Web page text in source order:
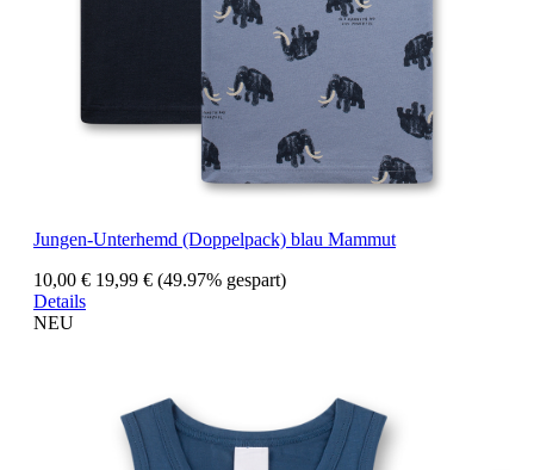
Jungen-Unterhemd (Doppelpack) blau Mammut
10,00 € 19,99 € (49.97% gespart)
Details
NEU